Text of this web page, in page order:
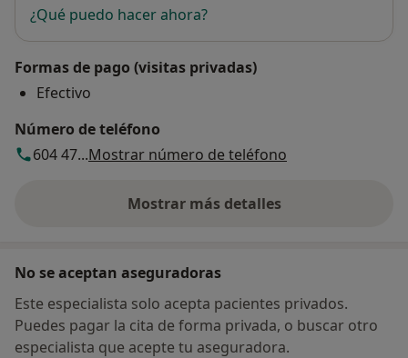
¿Qué puedo hacer ahora?
Formas de pago (visitas privadas)
Efectivo
Número de teléfono
604 47...Mostrar número de teléfono
Mostrar más detalles
sobre la dirección
No se aceptan aseguradoras
Este especialista solo acepta pacientes privados.
Puedes pagar la cita de forma privada, o buscar otro
especialista que acepte tu aseguradora.